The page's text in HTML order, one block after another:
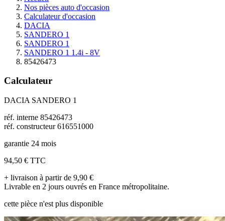
Nos pièces auto d'occasion
Calculateur d'occasion
DACIA
SANDERO 1
SANDERO 1
SANDERO 1 1.4i - 8V
85426473
Calculateur
DACIA SANDERO 1
réf. interne 85426473
réf. constructeur 616551000
garantie 24 mois
94,50 € TTC
+ livraison à partir de 9,90 €
Livrable en 2 jours ouvrés en France métropolitaine.
cette pièce n'est plus disponible